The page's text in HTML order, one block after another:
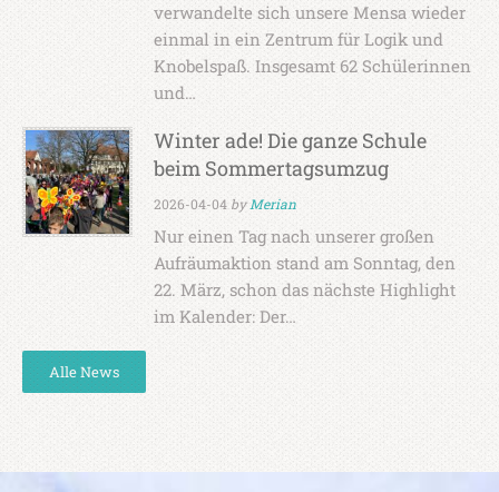
verwandelte sich unsere Mensa wieder
einmal in ein Zentrum für Logik und
Knobelspaß. Insgesamt 62 Schülerinnen
und…
Winter ade! Die ganze Schule
beim Sommertagsumzug
2026-04-04 byMerian
Nur einen Tag nach unserer großen
Aufräumaktion stand am Sonntag, den
22. März, schon das nächste Highlight
im Kalender: Der…
Alle News